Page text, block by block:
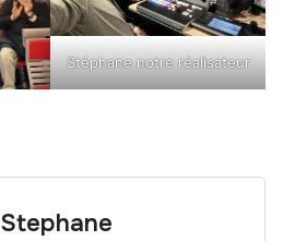
Stéphane notre réalisateur
Stephane